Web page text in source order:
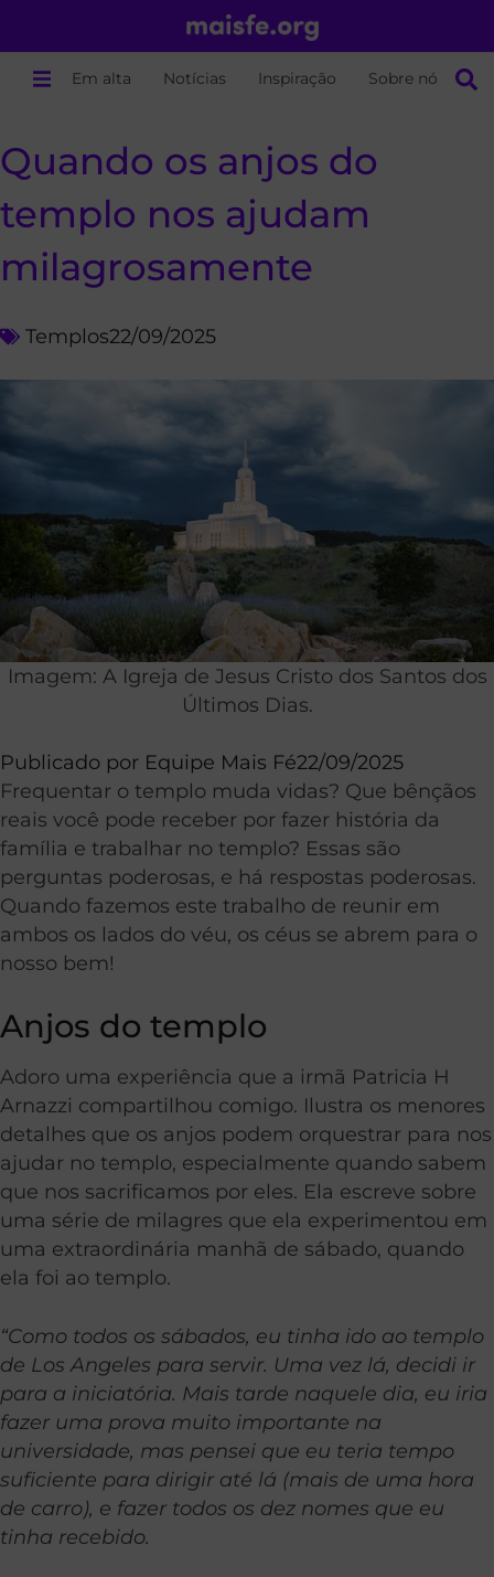
Em alta Notícias Inspiração Sobre nós
Quando os anjos do
templo nos ajudam
milagrosamente
Templos22/09/2025
Imagem: A Igreja de Jesus Cristo dos Santos dos
Últimos Dias.
Publicado por Equipe Mais Fé22/09/2025
Frequentar o templo muda vidas? Que bênçãos
reais você pode receber por fazer história da
família e trabalhar no templo? Essas são
perguntas poderosas, e há respostas poderosas.
Quando fazemos este trabalho de reunir em
ambos os lados do véu, os céus se abrem para o
nosso bem!
Anjos do templo
Adoro uma experiência que a irmã Patricia H
Arnazzi compartilhou comigo. Ilustra os menores
detalhes que os anjos podem orquestrar para nos
ajudar no templo, especialmente quando sabem
que nos sacrificamos por eles. Ela escreve sobre
uma série de milagres que ela experimentou em
uma extraordinária manhã de sábado, quando
ela foi ao templo.
“Como todos os sábados, eu tinha ido ao templo
de Los Angeles para servir. Uma vez lá, decidi ir
para a iniciatória. Mais tarde naquele dia, eu iria
fazer uma prova muito importante na
universidade, mas pensei que eu teria tempo
suficiente para dirigir até lá (mais de uma hora
de carro), e fazer todos os dez nomes que eu
tinha recebido.